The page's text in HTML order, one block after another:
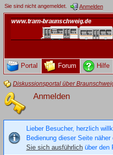
Sie sind nicht angemeldet. Anmelden
Portal Forum Hilfe
Diskussionsportal über
Anmelden
Lieber Besucher, herzlich
Bedienung dieser Seite
Sie sich ausführlichüber den